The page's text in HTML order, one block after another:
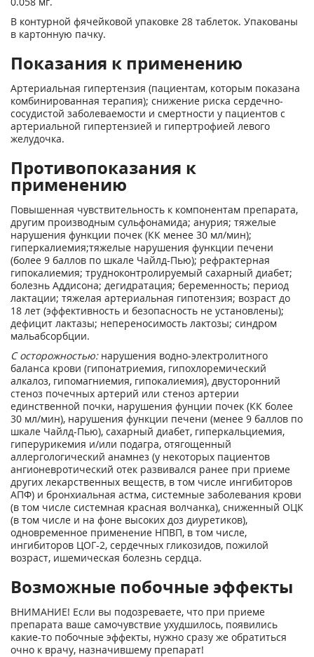
В контурной фячейковой упаковке 28 таблеток. Упакованы
в картонную пачку.
Показания к применению
Артериальная гипертензия (пациентам, которым показана
комбинированная терапия); снижение риска сердечно-
сосудистой заболеваемости и смертности у пациентов с
артериальной гипертензией и гипертрофией левого
желудочка.
Противопоказания к
применению
Повышенная чувствительность к компонентам препарата,
другим производным сульфонамида; анурия; тяжелые
нарушения функции почек (КК менее 30 мл/мин);
гиперкалиемия;тяжелые нарушения функции печени
(более 9 баллов по шкале Чайлд-Пью); рефрактерная
гипокалиемия; трудноконтролируемый сахарный диабет;
болезнь Аддисона; дегидратация; беременность; период
лактации; тяжелая артериальная гипотензия; возраст до
18 лет (эффективность и безопасность не установлены);
дефицит лактазы; непереносимость лактозы; синдром
мальабсорбции.
С осторожностью:нарушения водно-электролитного
баланса крови (гипонатриемия, гипохлоремический
алкалоз, гипомагниемия, гипокалиемия), двусторонний
стеноз почечных артерий или стеноз артерии
единственной почки, нарушения фунции почек (КК более
30 мл/мин), нарушения функции печени (менее 9 баллов по
шкале Чайлд-Пью), сахарный диабет, гиперкальциемия,
гиперурикемия и/или подагра, отягощенный
аллергологический анамнез (у некоторых пациентов
ангионевротический отек развивался ранее при приеме
других лекарственных веществ, в том числе ингибиторов
АПФ) и бронхиальная астма, системные заболевания крови
(в том числе системная красная волчанка), сниженный ОЦК
(в том числе и на фоне высоких доз диуретиков),
одновременное применение НПВП, в том числе,
ингибиторов ЦОГ-2, сердечных гликозидов, пожилой
возраст, ишемическая болезнь сердца.
Возможные побочные эффекты
ВНИМАНИЕ! Если вы подозреваете, что при приеме
препарата ваше самочувствие ухудшилось, появились
какие-то побочные эффекты, нужно сразу же обратиться
очно к врачу, назначившему препарат!